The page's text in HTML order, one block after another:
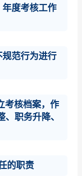
度考核工作
范行为进行
考核档案，作
职务升降、
的职责